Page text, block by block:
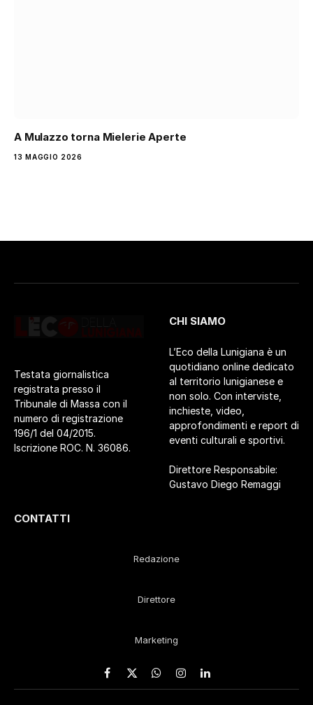
A Mulazzo torna Mielerie Aperte
13 MAGGIO 2026
Testata giornalistica
registrata presso il
Tribunale di Massa con il
numero di registrazione
196/1 del 04/2015.
Iscrizione ROC. N. 36086.
CHI SIAMO
L’Eco della Lunigiana è un
quotidiano online dedicato
al territorio lunigianese e
non solo. Con interviste,
inchieste, video,
approfondimenti e report di
eventi culturali e sportivi.
Direttore Responsabile:
Gustavo Diego Remaggi
CONTATTI
Redazione
Direttore
Marketing
Facebook
X
WhatsApp
Instagram
LinkedIn